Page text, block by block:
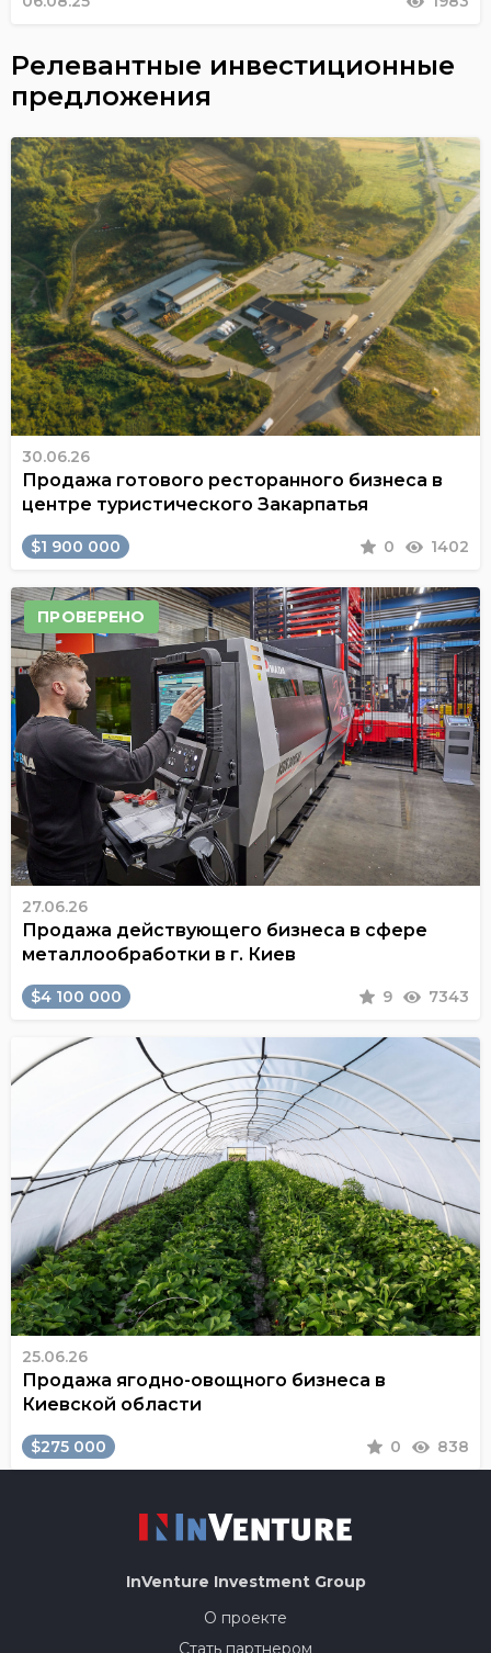
Релевантные инвестиционные
предложения
30.06.26
Продажа готового ресторанного бизнеса в
центре туристического Закарпатья
$1 900 000 0 1402
ПРОВЕРЕНО
27.06.26
Продажа действующего бизнеса в сфере
металлообработки в г. Киев
$4 100 000 9 7343
25.06.26
Продажа ягодно-овощного бизнеса в
Киевской области
$275 000 0 838
InVenture Investment Group
О проекте
Стать партнером